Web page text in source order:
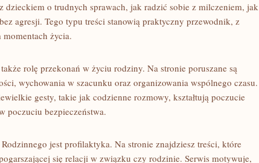
dzieckiem o trudnych sprawach, jak radzić sobie z milczeniem, jak
agresji. Tego typu treści stanowią praktyczny przewodnik, z
życia.
rolę przekonań w życiu rodziny. Na stronie poruszane są
wychowania w szacunku oraz organizowania wspólnego czasu.
gesty, takie jak codzienne rozmowy, kształtują poczucie
poczuciu bezpieczeństwa.
jest profilaktyka. Na stronie znajdziesz treści, które
się relacji w związku czy rodzinie. Serwis motywuje,